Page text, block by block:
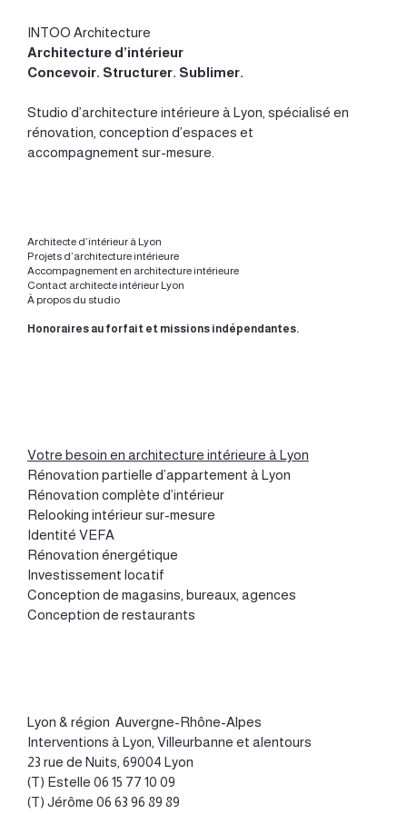
INTOO Architecture
Architecture d’intérieur
Concevoir. Structurer. Sublimer.
Studio d’architecture intérieure à Lyon , spécialisé en
rénovation, conception d’espaces et
accompagnement sur-mesure.
Architecte d’intérieur à Lyon
Projets d’architecture intérieure
Accompagnement en architecture intérieure
Contact architecte intérieur Lyon
À propos du studio
Honoraires au forfait et missions indépendantes.
Votre besoin en architecture intérieure à Lyon
Rénovation partielle d’appartement à Lyon
Rénovation complète d’intérieur
Relooking intérieur sur-mesure
Identité VEFA
Rénovation énergétique
Investissement locatif
Conception de magasins, bureaux, agences
Conception de restaurants
Lyon & région Auvergne-Rhône-Alpes
Interventions à Lyon, Villeurbanne et alentours
23 rue de Nuits, 69004 Lyon
(T) Estelle 06 15 77 10 09
(T) Jérôme 06 63 96 89 89